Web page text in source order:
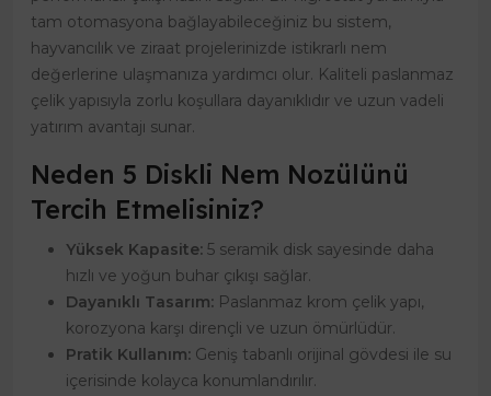
tam otomasyona bağlayabileceğiniz bu sistem,
hayvancılık ve ziraat projelerinizde istikrarlı nem
değerlerine ulaşmanıza yardımcı olur. Kaliteli paslanmaz
çelik yapısıyla zorlu koşullara dayanıklıdır ve uzun vadeli
yatırım avantajı sunar.
Neden 5 Diskli Nem Nozülünü
Tercih Etmelisiniz?
Yüksek Kapasite: 5 seramik disk sayesinde daha
hızlı ve yoğun buhar çıkışı sağlar.
Dayanıklı Tasarım: Paslanmaz krom çelik yapı,
korozyona karşı dirençli ve uzun ömürlüdür.
Pratik Kullanım: Geniş tabanlı orijinal gövdesi ile su
içerisinde kolayca konumlandırılır.